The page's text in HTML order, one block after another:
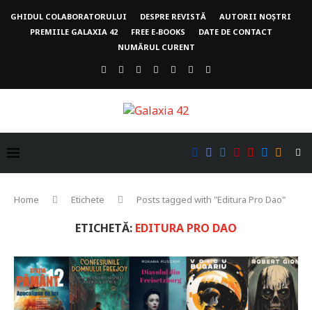
GHIDUL COLABORATORULUI DESPRE REVISTĂ
AUTORII NOȘTRI
PREMIILE GALAXIA 42
FREE E-BOOKS
DATE DE CONTACT
NUMĂRUL CURENT
Home Etichete Posts tagged with "Editura Pro Dao"
ETICHETĂ: EDITURA PRO DAO